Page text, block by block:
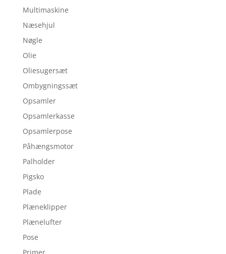
Multimaskine
Næsehjul
Nøgle
Olie
Oliesugersæt
Ombygningssæt
Opsamler
Opsamlerkasse
Opsamlerpose
Påhængsmotor
Palholder
Pigsko
Plade
Plæneklipper
Plænelufter
Pose